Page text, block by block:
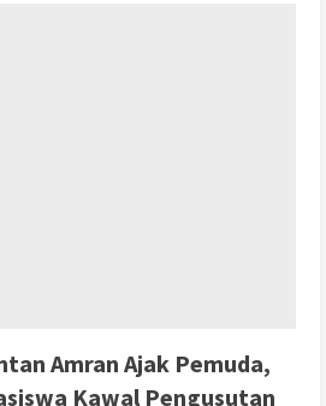
Amran Ajak Pemuda,
Kawal Pengusutan